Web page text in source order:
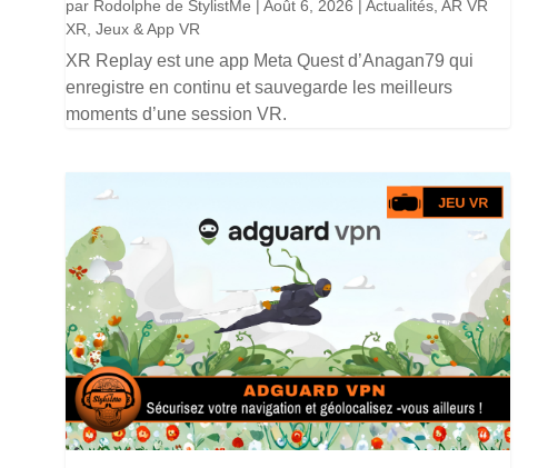
par Rodolphe de StylistMe |Août 6, 2026 |Actualités ,AR VR
XR ,Jeux & App VR
XR Replay est une app Meta Quest d’Anagan79 qui
enregistre en continu et sauvegarde les meilleurs
moments d’une session VR.